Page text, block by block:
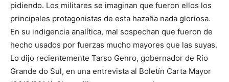
pidiendo. Los militares se imaginan que fueron ellos los
principales protagonistas de esta hazaña nada gloriosa.
En su indigencia analítica, mal sospechan que fueron de
hecho usados por fuerzas mucho mayores que las suyas.
Lo dijo recientemente Tarso Genro, gobernador de Rio
Grande do Sul, en una entrevista al Boletín Carta Mayor